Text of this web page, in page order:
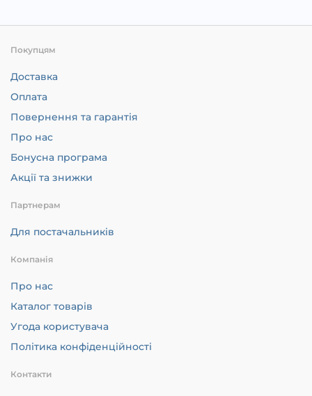
Покупцям
Доставка
Оплата
Повернення та гарантія
Про нас
Бонусна програма
Акції та знижки
Партнерам
Для постачальників
Компанія
Про нас
Каталог товарів
Угода користувача
Політика конфіденційності
Контакти